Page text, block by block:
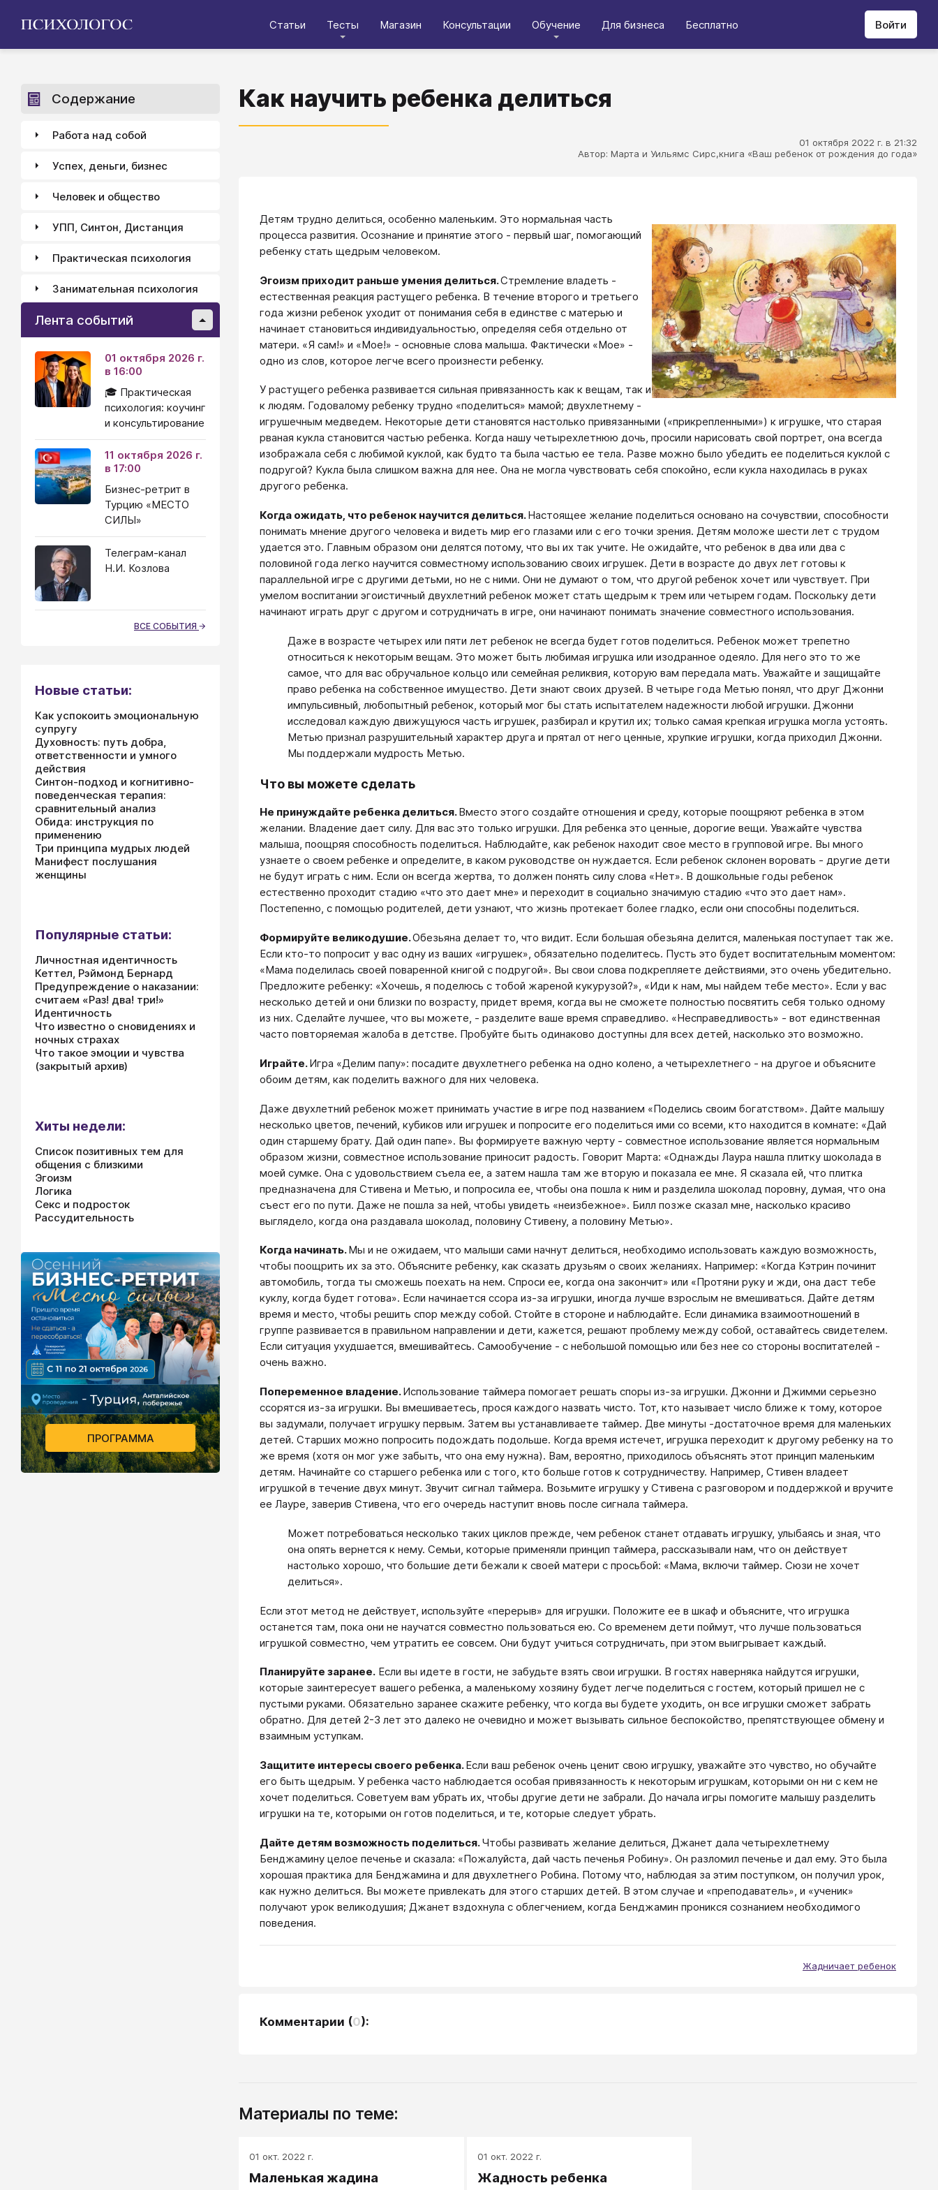
Статьи Тесты Магазин Консультации Обучение Для бизнеса Бесплатно Войти
Как научить ребенка делиться
01 октября 2022 г. в 21:32
Автор: Марта и Уильямс Сирс,книга «Ваш ребенок от рождения до года»
Детям трудно делиться, особенно маленьким. Это нормальная часть
процесса развития. Осознание и принятие этого - первый шаг, помогающий
ребенку стать щедрым человеком.
Эгоизм приходит раньше умения делиться.Стремление владеть -
естественная реакция растущего ребенка. В течение второго и третьего
года жизни ребенок уходит от понимания себя в единстве с матерью и
начинает становиться индивидуальностью, определяя себя отдельно от
матери. «Я сам!» и «Мое!» - основные слова малыша. Фактически «Мое» -
одно из слов, которое легче всего произнести ребенку.
У растущего ребенка развивается сильная привязанность как к вещам, так и
к людям. Годовалому ребенку трудно «поделиться» мамой; двухлетнему -
игрушечным медведем. Некоторые дети становятся настолько привязанными («прикрепленными») к игрушке, что старая
рваная кукла становится частью ребенка. Когда нашу четырехлетнюю дочь, просили нарисовать свой портрет, она всегда
изображала себя с любимой куклой, как будто та была частью ее тела. Разве можно было убедить ее поделиться куклой с
подругой? Кукла была слишком важна для нее. Она не могла чувствовать себя спокойно, если кукла находилась в руках
другого ребенка.
Когда ожидать, что ребенок научится делиться.Настоящее желание поделиться основано на сочувствии, способности
понимать мнение другого человека и видеть мир его глазами или с его точки зрения. Детям моложе шести лет с трудом
удается это. Главным образом они делятся потому, что вы их так учите. Не ожидайте, что ребенок в два или два с
половиной года легко научится совместному использованию своих игрушек. Дети в возрасте до двух лет готовы к
параллельной игре с другими детьми, но не с ними. Они не думают о том, что другой ребенок хочет или чувствует. При
умелом воспитании эгоистичный двухлетний ребенок может стать щедрым к трем или четырем годам. Поскольку дети
начинают играть друг с другом и сотрудничать в игре, они начинают понимать значение совместного использования.
Даже в возрасте четырех или пяти лет ребенок не всегда будет готов поделиться. Ребенок может трепетно
относиться к некоторым вещам. Это может быть любимая игрушка или изодранное одеяло. Для него это то же
самое, что для вас обручальное кольцо или семейная реликвия, которую вам передала мать. Уважайте и защищайте
право ребенка на собственное имущество. Дети знают своих друзей. В четыре года Метью понял, что друг Джонни
импульсивный, любопытный ребенок, который мог бы стать испытателем надежности любой игрушки. Джонни
исследовал каждую движущуюся часть игрушек, разбирал и крутил их; только самая крепкая игрушка могла устоять.
Метью признал разрушительный характер друга и прятал от него ценные, хрупкие игрушки, когда приходил Джонни.
Мы поддержали мудрость Метью.
Что вы можете сделать
Не принуждайте ребенка делиться.Вместо этого создайте отношения и среду, которые поощряют ребенка в этом
желании. Владение дает силу. Для вас это только игрушки. Для ребенка это ценные, дорогие вещи. Уважайте чувства
малыша, поощряя способность поделиться. Наблюдайте, как ребенок находит свое место в групповой игре. Вы много
узнаете о своем ребенке и определите, в каком руководстве он нуждается. Если ребенок склонен воровать - другие дети
не будут играть с ним. Если он всегда жертва, то должен понять силу слова «Нет». В дошкольные годы ребенок
естественно проходит стадию «что это дает мне» и переходит в социально значимую стадию «что это дает нам».
Постепенно, с помощью родителей, дети узнают, что жизнь протекает более гладко, если они способны поделиться.
Формируйте великодушие.Обезьяна делает то, что видит. Если большая обезьяна делится, маленькая поступает так же.
Если кто-то попросит у вас одну из ваших «игрушек», обязательно поделитесь. Пусть это будет воспитательным моментом:
«Мама поделилась своей поваренной книгой с подругой». Вы свои слова подкрепляете действиями, это очень убедительно.
Предложите ребенку: «Хочешь, я поделюсь с тобой жареной кукурузой?», «Иди к нам, мы найдем тебе место». Если у вас
несколько детей и они близки по возрасту, придет время, когда вы не сможете полностью посвятить себя только одному
из них. Сделайте лучшее, что вы можете, - разделите ваше время справедливо. «Несправедливость» - вот единственная
часто повторяемая жалоба в детстве. Пробуйте быть одинаково доступны для всех детей, насколько это возможно.
Играйте.Игра «Делим папу»: посадите двухлетнего ребенка на одно колено, а четырехлетнего - на другое и объясните
обоим детям, как поделить важного для них человека.
Даже двухлетний ребенок может принимать участие в игре под названием «Поделись своим богатством». Дайте малышу
несколько цветов, печений, кубиков или игрушек и попросите его поделиться ими со всеми, кто находится в комнате: «Дай
один старшему брату. Дай один папе». Вы формируете важную черту - совместное использование является нормальным
образом жизни, совместное использование приносит радость. Говорит Марта: «Однажды Лаура нашла плитку шоколада в
моей сумке. Она с удовольствием съела ее, а затем нашла там же вторую и показала ее мне. Я сказала ей, что плитка
предназначена для Стивена и Метью, и попросила ее, чтобы она пошла к ним и разделила шоколад поровну, думая, что она
съест его по пути. Даже не пошла за ней, чтобы увидеть «неизбежное». Билл позже сказал мне, насколько красиво
выглядело, когда она раздавала шоколад, половину Стивену, а половину Метью».
Когда начинать.Мы и не ожидаем, что малыши сами начнут делиться, необходимо использовать каждую возможность,
чтобы поощрить их за это. Объясните ребенку, как сказать друзьям о своих желаниях. Например: «Когда Кэтрин починит
автомобиль, тогда ты сможешь поехать на нем. Спроси ее, когда она закончит» или «Протяни руку и жди, она даст тебе
куклу, когда будет готова». Если начинается ссора из-за игрушки, иногда лучше взрослым не вмешиваться. Дайте детям
время и место, чтобы решить спор между собой. Стойте в стороне и наблюдайте. Если динамика взаимоотношений в
группе развивается в правильном направлении и дети, кажется, решают проблему между собой, оставайтесь свидетелем.
Если ситуация ухудшается, вмешивайтесь. Самообучение - с небольшой помощью или без нее со стороны воспитателей -
очень важно.
Попеременное владение.Использование таймера помогает решать споры из-за игрушки. Джонни и Джимми серьезно
ссорятся из-за игрушки. Вы вмешиваетесь, прося каждого назвать чисто. Тот, кто называет число ближе к тому, которое
вы задумали, получает игрушку первым. Затем вы устанавливаете таймер. Две минуты -достаточное время для маленьких
детей. Старших можно попросить подождать подольше. Когда время истечет, игрушка переходит к другому ребенку на то
же время (хотя он мог уже забыть, что она ему нужна). Вам, вероятно, приходилось объяснять этот принцип маленьким
детям. Начинайте со старшего ребенка или с того, кто больше готов к сотрудничеству. Например, Стивен владеет
игрушкой в течение двух минут. Звучит сигнал таймера. Возьмите игрушку у Стивена с разговором и поддержкой и вручите
ее Лауре, заверив Стивена, что его очередь наступит вновь после сигнала таймера.
Может потребоваться несколько таких циклов прежде, чем ребенок станет отдавать игрушку, улыбаясь и зная, что
она опять вернется к нему. Семьи, которые применяли принцип таймера, рассказывали нам, что он действует
настолько хорошо, что большие дети бежали к своей матери с просьбой: «Мама, включи таймер. Сюзи не хочет
делиться».
Если этот метод не действует, используйте «перерыв» для игрушки. Положите ее в шкаф и объясните, что игрушка
останется там, пока они не научатся совместно пользоваться ею. Со временем дети поймут, что лучше пользоваться
игрушкой совместно, чем утратить ее совсем. Они будут учиться сотрудничать, при этом выигрывает каждый.
Планируйте заранее. Если вы идете в гости, не забудьте взять свои игрушки. В гостях наверняка найдутся игрушки,
которые заинтересует вашего ребенка, а маленькому хозяину будет легче поделиться с гостем, который пришел не с
пустыми руками. Обязательно заранее скажите ребенку, что когда вы будете уходить, он все игрушки сможет забрать
обратно. Для детей 2-3 лет это далеко не очевидно и может вызывать сильное беспокойство, препятствующее обмену и
взаимным уступкам.
Защитите интересы своего ребенка.Если ваш ребенок очень ценит свою игрушку, уважайте это чувство, но обучайте
его быть щедрым. У ребенка часто наблюдается особая привязанность к некоторым игрушкам, которыми он ни с кем не
хочет поделиться. Советуем вам убрать их, чтобы другие дети не забрали. До начала игры помогите малышу разделить
игрушки на те, которыми он готов поделиться, и те, которые следует убрать.
Дайте детям возможность поделиться.Чтобы развивать желание делиться, Джанет дала четырехлетнему
Бенджамину целое печенье и сказала: «Пожалуйста, дай часть печенья Робину». Он разломил печенье и дал ему. Это была
хорошая практика для Бенджамина и для двухлетнего Робина. Потому что, наблюдая за этим поступком, он получил урок,
как нужно делиться. Вы можете привлекать для этого старших детей. В этом случае и «преподаватель», и «ученик»
получают урок великодушия; Джанет вздохнула с облегчением, когда Бенджамин проникся сознанием необходимого
поведения.
Жадничает ребенок
Комментарии (0):
Материалы по теме:
01 окт. 2022 г.
Маленькая жадина
01 окт. 2022 г.
Жадность ребенка
Содержание
Работа над собой
Успех, деньги, бизнес
Человек и общество
УПП, Синтон, Дистанция
Практическая психология
Занимательная психология
Лента событий
01 октября 2026 г.
в 16:00
🎓 Практическая
психология: коучинг
и консультирование
11 октября 2026 г.
в 17:00
Бизнес-ретрит в
Турцию «МЕСТО
СИЛЫ»
Телеграм-канал
Н.И. Козлова
ВСЕ СОБЫТИЯ
Новые статьи:
Как успокоить эмоциональную
супругу
Духовность: путь добра,
ответственности и умного
действия
Синтон-подход и когнитивно-
поведенческая терапия:
сравнительный анализ
Обида: инструкция по
применению
Три принципа мудрых людей
Манифест послушания
женщины
Популярные статьи:
Личностная идентичность
Кеттел, Рэймонд Бернард
Предупреждение о наказании:
считаем «Раз! два! три!»
Идентичность
Что известно о сновидениях и
ночных страхах
Что такое эмоции и чувства
(закрытый архив)
Хиты недели:
Список позитивных тем для
общения с близкими
Эгоизм
Логика
Секс и подросток
Рассудительность
ПРОГРАММА